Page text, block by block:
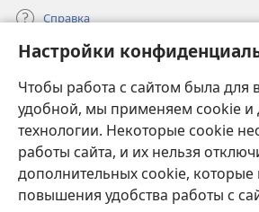
Настройки
Чтобы работа с сайтом была для
удобной, мы применяем cookie и
технологии. Некоторые cookie
работы сайта, и их нельзя
дополнительных cookie, которые
повышения удобства работы с
Справка
Пожертвования
в
новом
окне)
ОНЛАЙН-БИБЛИОТЕКА Сторожевой
(открывается
новом
окне)
JW Hub®
(открывается
в
новомJW Library ®